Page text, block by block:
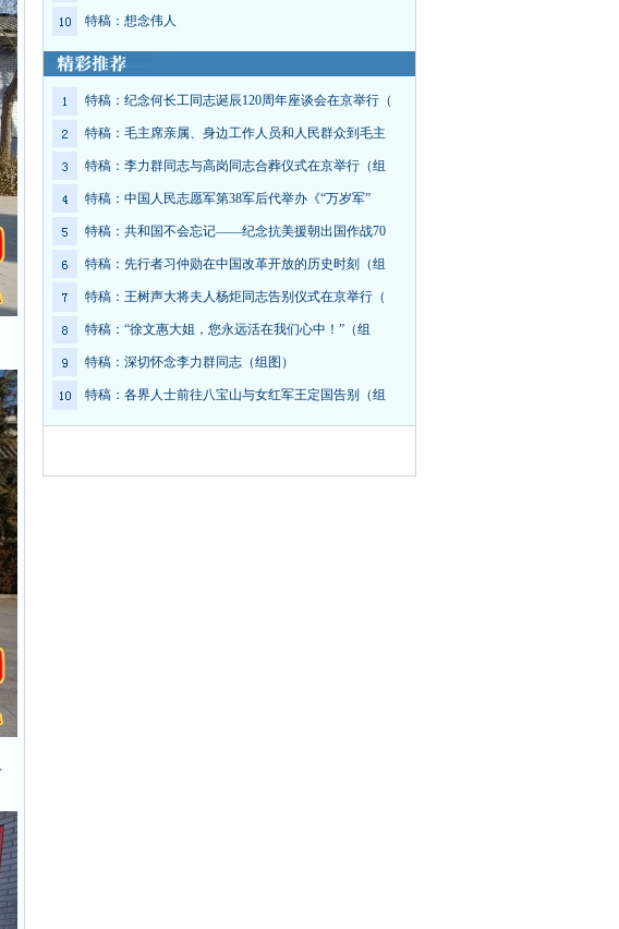
特稿：想念伟人
特稿：纪念何长工同志诞辰120周年座谈会在京举行（
特稿：毛主席亲属、身边工作人员和人民群众到毛主
特稿：李力群同志与高岗同志合葬仪式在京举行（组
特稿：中国人民志愿军第38军后代举办《“万岁军”
特稿：共和国不会忘记——纪念抗美援朝出国作战70
特稿：先行者习仲勋在中国改革开放的历史时刻（组
特稿：王树声大将夫人杨炬同志告别仪式在京举行（
特稿：“徐文惠大姐，您永远活在我们心中！”（组
特稿：深切怀念李力群同志（组图）
特稿：各界人士前往八宝山与女红军王定国告别（组